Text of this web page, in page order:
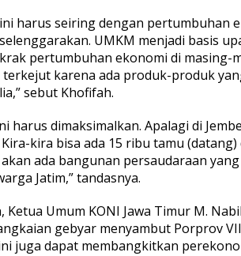
harus seiring dengan pertumbuhan
UMKM menjadi basis
pertumbuhan ekonomi di masing-
terkejut karena ada produk-produk
sebut Khofifah.
harus dimaksimalkan. Apalagi di
kira bisa ada 15 ribu tamu (datang)
ada bangunan persaudaraan
Jatim,” tandasnya.
Ketua Umum KONI Jawa Timur M.
gebyar menyambut Porprov
juga dapat membangkitkan